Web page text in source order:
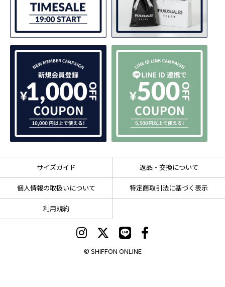
サイズガイド 返品・交換について
個人情報の取扱いについて 特定商取引法に基づく表示
利用規約
© SHIFFON ONLINE